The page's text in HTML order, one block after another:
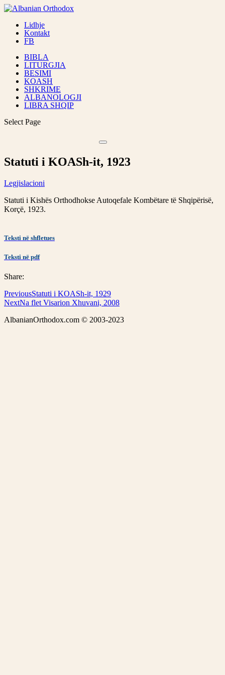
Lidhje
Kontakt
FB
BIBLA
LITURGJIA
BESIMI
KOASH
SHKRIME
ALBANOLOGJI
LIBRA SHQIP
Select Page
Statuti i KOASh-it, 1923
Legjislacioni
Statuti i Kishës Orthodhokse Autoqefale Kombëtare të Shqipërisë,
Korçë, 1923.
Teksti në shfletues
Teksti në pdf
Share:
PreviousStatuti i KOASh-it, 1929
NextNa flet Visarion Xhuvani, 2008
AlbanianOrthodox.com © 2003-2023